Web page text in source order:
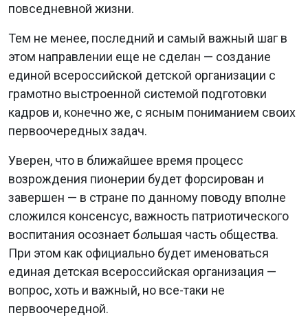
повседневной жизни.
Тем не менее, последний и самый важный шаг в
этом направлении еще не сделан — создание
единой всероссийской детской организации с
грамотно выстроенной системой подготовки
кадров и, конечно же, с ясным пониманием своих
первоочередных задач.
Уверен, что в ближайшее время процесс
возрождения пионерии будет форсирован и
завершен — в стране по данному поводу вполне
сложился консенсус, важность патриотического
воспитания осознает большая часть общества.
При этом как официально будет именоваться
единая детская всероссийская организация —
вопрос, хоть и важный, но все-таки не
первоочередной.